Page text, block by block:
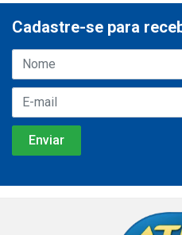
Cadastre-se para